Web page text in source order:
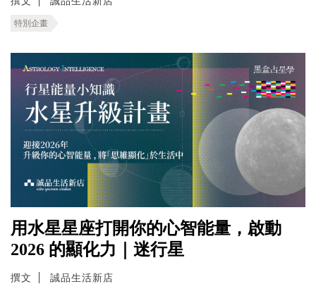
特別企畫
用水星星座打開你的心智能量，啟動
2026 的顯化力｜迷行星
撰文 誠品生活新店